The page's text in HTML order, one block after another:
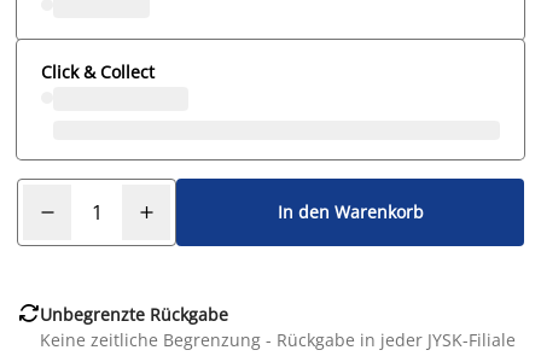
Click & Collect
In den Warenkorb
Unbegrenzte Rückgabe
Keine zeitliche Begrenzung - Rückgabe in jeder JYSK-Filiale